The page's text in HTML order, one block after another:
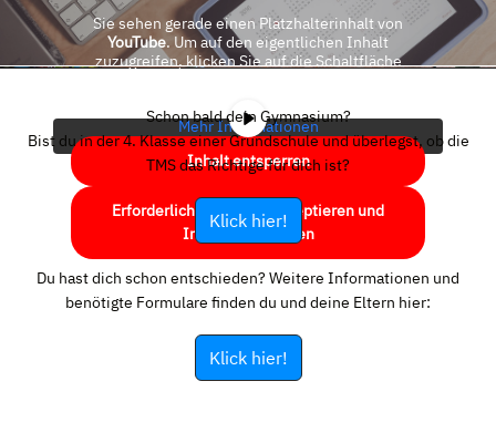
Sie sehen gerade einen Platzhalterinhalt von
YouTube. Um auf den eigentlichen Inhalt
zuzugreifen, klicken Sie auf die Schaltfläche
Mehr Informationen
Inhalt entsperren
Erforderlichen Service akzeptieren und
Inhalte entsperren
Schon bald dein Gymnasium?
Bist du in der 4. Klasse einer Grundschule und überlegst, ob die
TMS das Richtige für dich ist?
Klick hier!
Du hast dich schon entschieden? Weitere Informationen und
benötigte Formulare finden du und deine Eltern hier:
Klick hier!